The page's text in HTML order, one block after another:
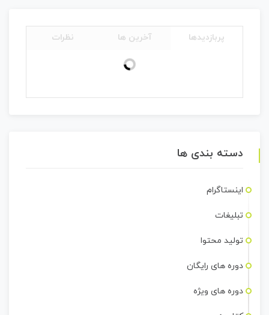
پربازدیدها آخرین ها نظرات
دسته بندی ها
اینستاگرام
تبلیغات
تولید محتوا
دوره های رایگان
دوره های ویژه